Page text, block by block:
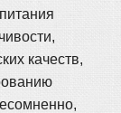
качеств,